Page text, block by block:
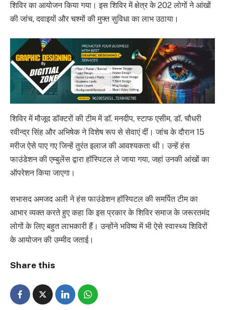
शिविर का आयोजन किया गया। इस शिविर में क्षेत्र के 202 लोगों ने आंखों
की जांच, दवाइयों और चश्मों की मुफ्त सुविधा का लाभ उठाया।
शिविर में मौजूद डॉक्टरों की टीम में डॉ. मनदीप, स्टाफ एसीम, डॉ. चौधरी
रवीन्द्र सिंह और अभिषेक ने विशेष रूप से सेवाएं दीं। जांच के दौरान 15
मरीज ऐसे पाए गए जिन्हें तुरंत इलाज की आवश्यकता थी। उन्हें हंस
फाउंडेशन की एम्बुलेंस द्वारा हॉस्पिटल ले जाया गया, जहां उनकी आंखों का
ऑपरेशन किया जाएगा।
सभासद अमजद अली ने हंस फाउंडेशन हॉस्पिटल की समर्पित टीम का
आभार व्यक्त करते हुए कहा कि इस प्रकार के शिविर समाज के जरूरतमंद
लोगों के लिए बहुत लाभकारी हैं। उन्होंने भविष्य में भी ऐसे स्वास्थ्य शिविरों
के आयोजन की उम्मीद जताई।
Share this